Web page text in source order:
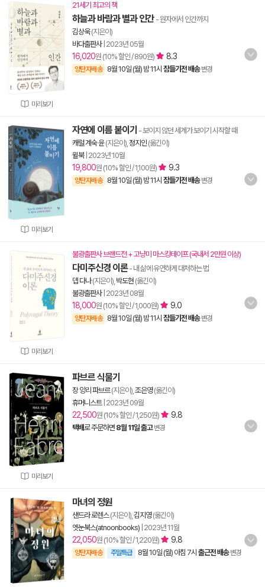
미리보기
21세기 최고의 책
하늘과 바람과 별과 인간 - 원자에서 인간까지
김상욱(지은이)
바다출판사| 2023년 05월
16,020원 (10% 할인 / 890원) 8.3
양탄자배송 8월 10일 (월) 밤 11시 잠들기전 배송 변경
미리보기
자연에 이름 붙이기 - 보이지 않던 세계가 보이기 시작할 때
캐럴 계숙 윤(지은이), 정지인 (옮긴이)
윌북| 2023년 10월
19,800원 (10% 할인 / 1,100원) 9.3
양탄자배송 8월 10일 (월) 밤 11시 잠들기전 배송 변경
미리보기
불광출판사 브랜드전 + 고냥미 마스킹테이프 (국내서 2만원 이상)
다미주신경 이론- 내 삶에 유연하게 대처하는 법
뎁 다나(지은이), 박도현 (옮긴이)
불광출판사| 2023년 08월
18,000원 (10% 할인 / 1,000원) 9.0
양탄자배송 8월 10일 (월) 밤 11시 잠들기전 배송 변경
미리보기
파브르 식물기
장 앙리 파브르(지은이), 조은영(옮긴이)
휴머니스트| 2023년 09월
22,500원 (10% 할인 / 1,250원) 9.8
택배로 주문하면 8월 11일 출고 변경
마녀의 정원
샌드라 로렌스(지은이), 김지영(옮긴이)
엣눈북스(atnoonbooks) 2023년 11월
22,050원 (10% 할인 / 1,220원) 9.8
양탄자배송 주말특급 8월 10일 (월) 아침 7시 출근전 배송 변경